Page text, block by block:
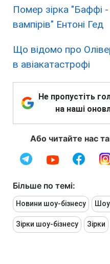
Помер зірка "Баффі
вампірів" Ентоні Гед
Що відомо про
в авіакатастрофі
Не пропустіть
на наші
Або читайте нас
Більше по темі:
Новини шоу-бізнесу
Зірки шоу-бізнесу Зірки